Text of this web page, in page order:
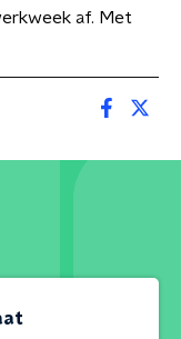
af. Met